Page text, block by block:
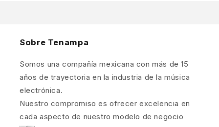
Sobre Tenampa
Somos una compañía mexicana con más de 15
años de trayectoria en la industria de la música
electrónica.
Nuestro compromiso es ofrecer excelencia en
cada aspecto de nuestro modelo de negocio